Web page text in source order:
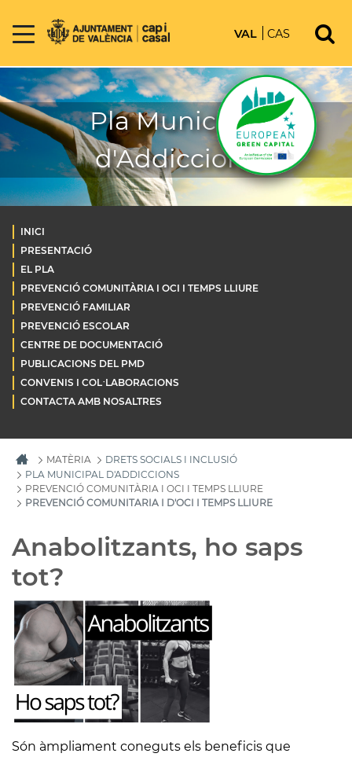
VAL CAS
Pla Municipal
d'Addiccions
INICI
PRESENTACIÓ
EL PLA
PREVENCIÓ COMUNITÀRIA I OCI I TEMPS LLIURE
PREVENCIÓ FAMILIAR
PREVENCIÓ ESCOLAR
CENTRE DE DOCUMENTACIÓ
PUBLICACIONS DEL PMD
CONVENIS I COL·LABORACIONS
CONTACTA AMB NOSALTRES
MATÈRIA
DRETS SOCIALS I INCLUSIÓ
PLA MUNICIPAL D'ADDICCIONS
PREVENCIÓ COMUNITÀRIA I OCI I TEMPS LLIURE
PREVENCIÓ COMUNITARIA I D'OCI I TEMPS LLIURE
Anabolitzants, ho saps
tot?
Són àmpliament coneguts els beneficis que